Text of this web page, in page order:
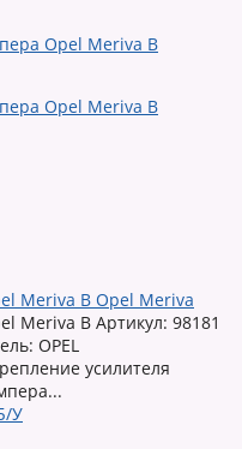
Meriva B Opel Meriva
Meriva B Артикул: 98181
OPEL
усилителя
У